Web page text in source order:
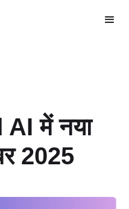
में नया
2025